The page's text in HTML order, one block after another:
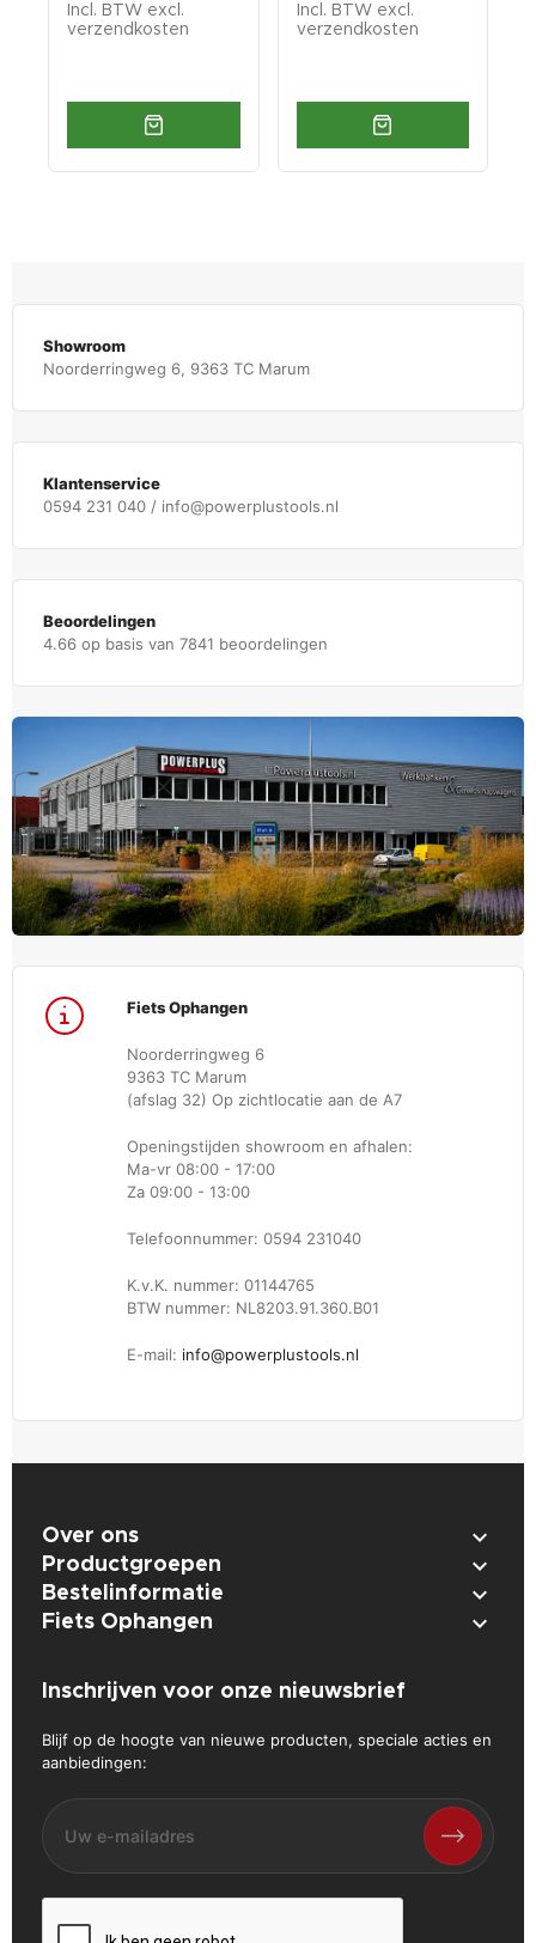
Incl. BTW excl.
verzendkosten
Incl. BTW excl.
verzendkosten
Showroom
Noorderringweg 6, 9363 TC Marum
Klantenservice
0594 231 040 / info@powerplustools.nl
Beoordelingen
4.66 op basis van 7841 beoordelingen
Fiets Ophangen
Noorderringweg 6
9363 TC Marum
(afslag 32) Op zichtlocatie aan de A7
Openingstijden showroom en afhalen:
Ma-vr 08:00 - 17:00
Za 09:00 - 13:00
Telefoonnummer: 0594 231040
K.v.K. nummer: 01144765
BTW nummer: NL8203.91.360.B01
E-mail: info@powerplustools.nl
Over ons 
Productgroepen 
Bestelinformatie 
Fiets Ophangen 
Inschrijven voor onze nieuwsbrief
Blijf op de hoogte van nieuwe producten, speciale acties en
aanbiedingen: